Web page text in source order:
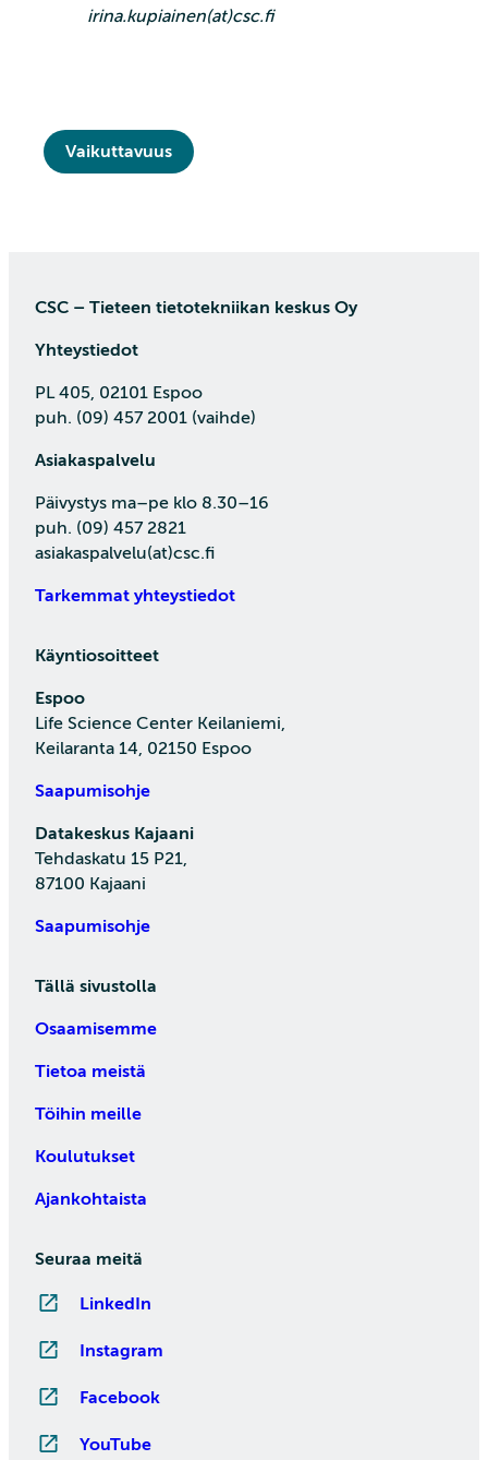
irina.kupiainen(at)csc.fi
Vaikuttavuus
CSC – Tieteen tietotekniikan keskus Oy
Yhteystiedot
PL 405, 02101 Espoo
puh. (09) 457 2001 (vaihde)
Asiakaspalvelu
Päivystys ma–pe klo 8.30–16
puh. (09) 457 2821
asiakaspalvelu(at)csc.fi
Tarkemmat yhteystiedot
Käyntiosoitteet
Espoo
Life Science Center Keilaniemi,
Keilaranta 14, 02150 Espoo
Saapumisohje
Datakeskus Kajaani
Tehdaskatu 15 P21,
87100 Kajaani
Saapumisohje
Tällä sivustolla
Osaamisemme
Tietoa meistä
Töihin meille
Koulutukset
Ajankohtaista
Seuraa meitä
LinkedIn
Instagram
Facebook
YouTube